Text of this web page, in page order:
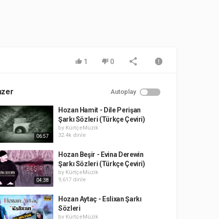
1 0
Autoplay
06:57
Hozan Hamit - Dile Perişan
Şarkı Sözleri (Türkçe Çeviri)
by KürtçeMüzik
32.4k dinle
04:38
Hozan Beşir - Evina Derewin
Şarkı Sözleri (Türkçe Çeviri)
by KürtçeMüzik
9,617 dinle
Hozan Aytaç - Eslixan Şarkı
Sözleri
by KürtçeMüzik